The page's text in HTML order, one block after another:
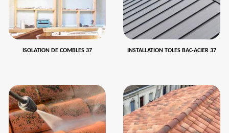
ISOLATION DE COMBLES 37 INSTALLATION TOLES BAC-ACIER 37